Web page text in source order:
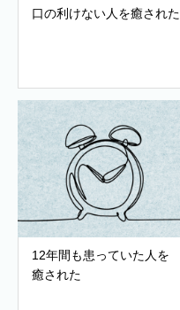
口の利けない人を癒された
12年間も患っていた人を
癒された